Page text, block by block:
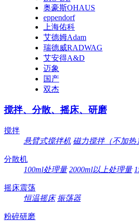
奥豪斯OHAUS
eppendorf
上海佑科
艾德姆Adam
瑞德威RADWAG
艾安得A&D
迈象
国产
双杰
搅拌、分散、摇床、研磨
搅拌
悬臂式搅拌机 磁力搅拌（不加热
分散机
100ml处理量 2000ml以上处理量
摇床震荡
恒温摇床 振荡器
粉碎研磨